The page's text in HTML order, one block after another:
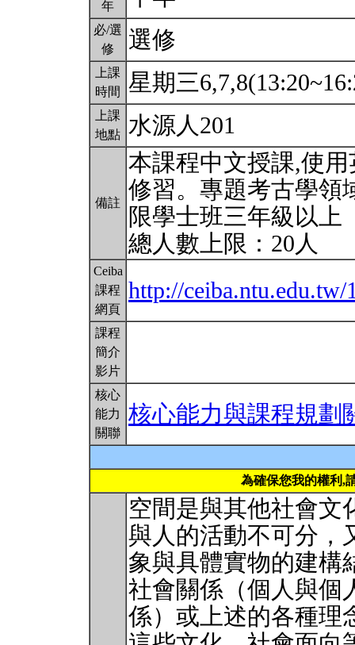
年
必/選
修
選修
上課
時間
星期三
上課
地點 水源人201
備註
本課程中文授課,使
修習。專題考古學領
限學士班三年級以上
總人數上限：20人
Ceiba
課程
網頁
http://
課程
簡介
影片
核心
能力
關聯
核心能力與課程規劃
為確保您我的權利,
空間是與其他社會文
與人的活動不可分，
象與具體實物的建構
社會關係（個人與個
係）或上述的各種理